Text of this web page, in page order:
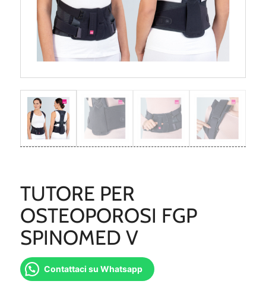
TUTORE PER
OSTEOPOROSI FGP
SPINOMED V
Contattaci su Whatsapp